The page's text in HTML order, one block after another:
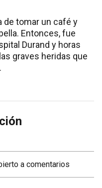
de tomar un café y
Entonces, fue
Durand y horas
graves heridas que
a comentarios